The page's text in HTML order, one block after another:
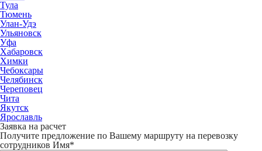
Тула
Тюмень
Улан-Удэ
Ульяновск
Уфа
Хабаровск
Химки
Чебоксары
Челябинск
Череповец
Чита
Якутск
Ярославль
Заявка на расчет
Получите предложение по Вашему маршруту на перевозку
сотрудников Имя*